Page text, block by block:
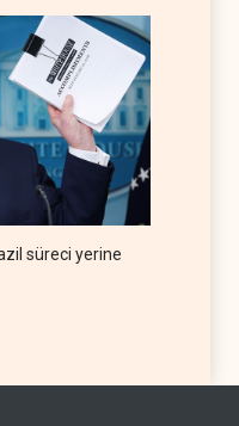
süreci yerine